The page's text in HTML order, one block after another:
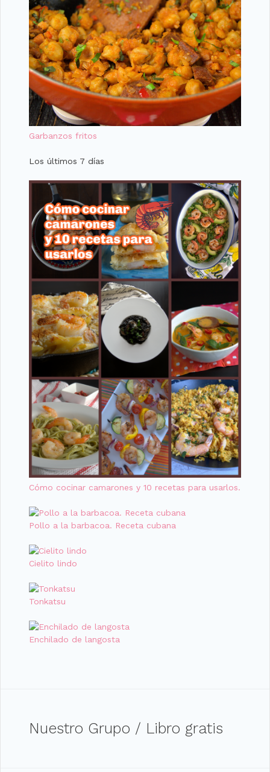
Garbanzos fritos
Los últimos 7 días
Cómo cocinar camarones y 10 recetas para usarlos.
Pollo a la barbacoa. Receta cubana
Cielito lindo
Tonkatsu
Enchilado de langosta
Nuestro Grupo / Libro gratis